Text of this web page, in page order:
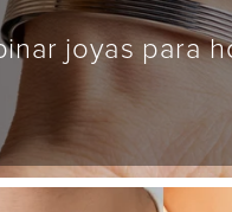
joyas para